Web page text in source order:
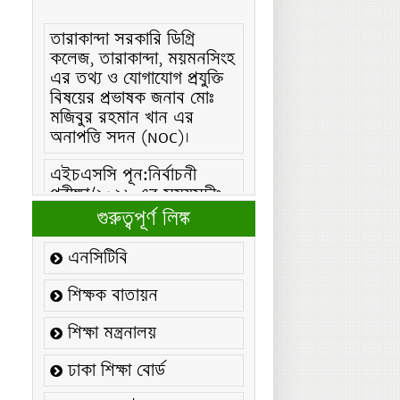
কলেজ, তারাকান্দা, ময়মনসিংহ
এর তথ্য ও যোগাযোগ প্রযুক্তি
বিষয়ের প্রভাষক জনাব মোঃ
মজিবুর রহমান খান এর
অনাপত্তি সদন (NOC)।
পরীক্ষা/২০২৬ এর সময়সূচীঃ
এইচএসসি (বিএমটি) ফরম
পূরণ/২০২৬ বিজ্ঞপ্তিঃ
এইচএসসি ফরম/২০২৬ পূরণ
বিজ্ঞপ্তিঃ
২১ ফেব্রুয়ারি/২০২৬ ইং
তারিখে “শহিদ দিবস ও
আন্তর্জাতিক মাতৃভাষা
গুরুত্বপূর্ণ লিঙ্ক
এনসিটিবি
শিক্ষক বাতায়ন
শিক্ষা মন্ত্রনালয়
ঢাকা শিক্ষা বোর্ড